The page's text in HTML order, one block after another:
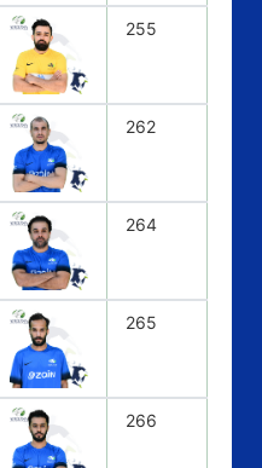
255
262
264
265
266